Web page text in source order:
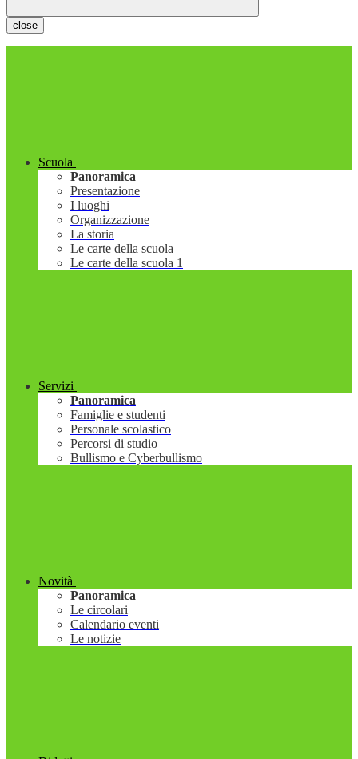
close
Scuola
Panoramica
Presentazione
I luoghi
Organizzazione
La storia
Le carte della scuola
Le carte della scuola 1
Servizi
Panoramica
Famiglie e studenti
Personale scolastico
Percorsi di studio
Bullismo e Cyberbullismo
Novità
Panoramica
Le circolari
Calendario eventi
Le notizie